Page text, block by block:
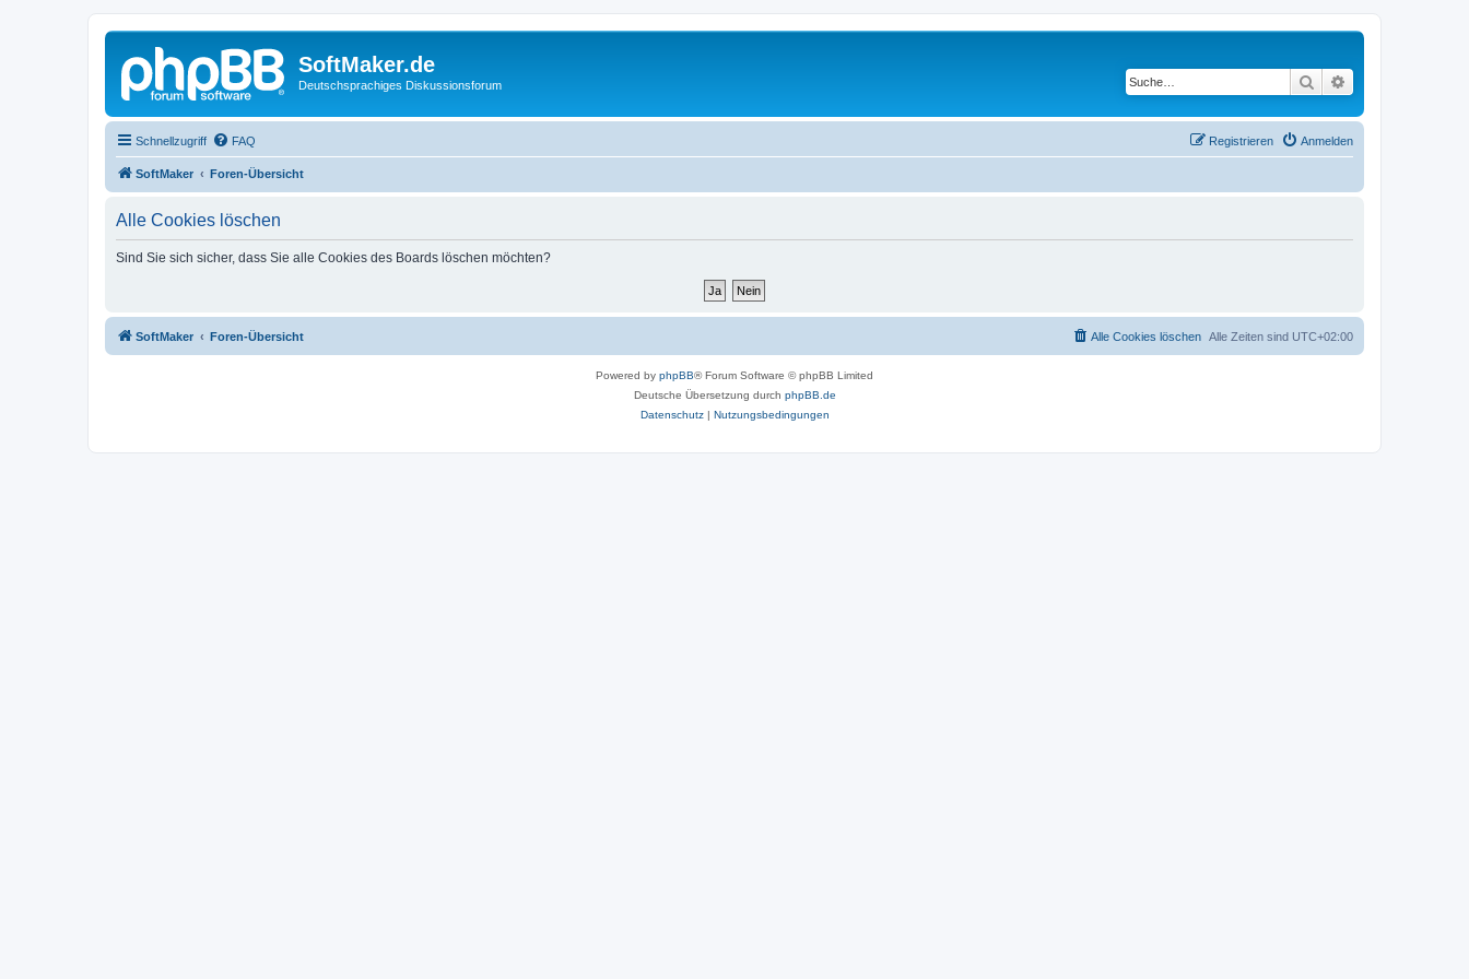
SoftMaker.de
Deutschsprachiges Diskussionsforum Suche
Schnellzugriff FAQ Anmelden
Registrieren
SoftMaker Foren-Übersicht
Alle Cookies löschen
Sind Sie sich sicher, dass Sie alle Cookies des Boards löschen möchten?
SoftMaker Foren-Übersicht Alle Zeiten sind UTC+02:00
Alle Cookies löschen
Powered by phpBB® Forum Software © phpBB Limited
Deutsche Übersetzung durch phpBB.de
Datenschutz| Nutzungsbedingungen